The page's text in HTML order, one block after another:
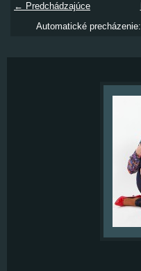
← Predchádzajúce
Automatické precházenie: